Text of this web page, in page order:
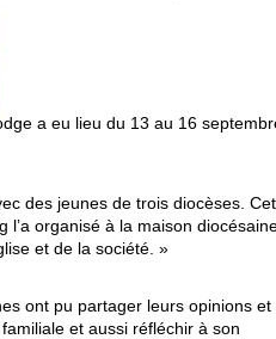
a eu lieu du 13 au 16
des jeunes de trois diocèses.
l’a organisé à la maison
et de la société. »
ont pu partager leurs opinions et
et aussi réfléchir à son